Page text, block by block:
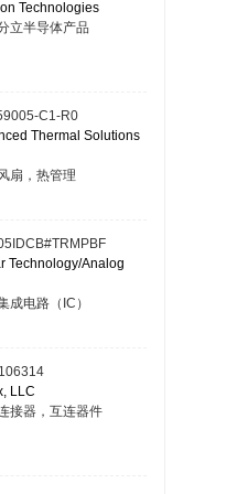
Technologies
立半导体产品
C1-R0
Thermal Solutions
扇，热管理
Technology/Analog
成电路（IC）
LLC
接器，互连器件